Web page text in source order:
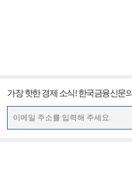
가장 핫한 경제 소식! 한국금융신문의